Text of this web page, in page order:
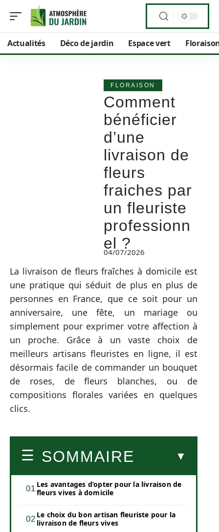
Actualités Déco de jardin Espace vert
FLORAISON
Comment
bénéficier
d’une
livraison de
fleurs
fraiches par
un fleuriste
professionn
el ?
04/07/2026
La livraison de fleurs fraîches à domicile est
une pratique qui séduit de plus en plus de
personnes en France, que ce soit pour un
anniversaire, une fête, un mariage ou
simplement pour exprimer votre affection à
un proche. Grâce à un vaste choix de
meilleurs artisans fleuristes en ligne, il est
désormais facile de commander un bouquet
de roses, de fleurs blanches, ou de
compositions florales variées en quelques
clics.
SOMMAIRE
Les avantages d’opter pour la livraison de
fleurs vives à domicile
Le choix du bon artisan fleuriste pour la
livraison de fleurs vives